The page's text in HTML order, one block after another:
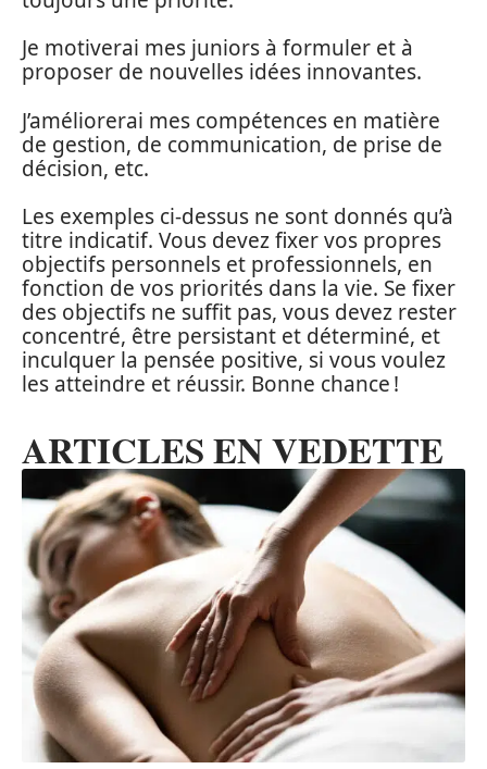
Je motiverai mes juniors à formuler et à
proposer de nouvelles idées innovantes.
J’améliorerai mes compétences en matière
de gestion, de communication, de prise de
décision, etc.
Les exemples ci-dessus ne sont donnés qu’à
titre indicatif. Vous devez fixer vos propres
objectifs personnels et professionnels, en
fonction de vos priorités dans la vie. Se fixer
des objectifs ne suffit pas, vous devez rester
concentré, être persistant et déterminé, et
inculquer la pensée positive, si vous voulez
les atteindre et réussir. Bonne chance !
ARTICLES EN VEDETTE